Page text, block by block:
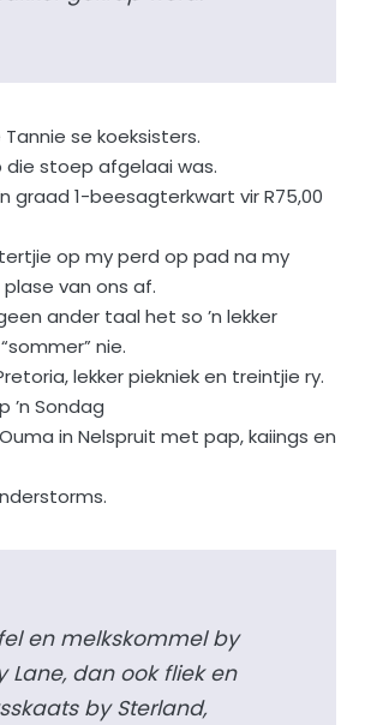
se koeksisters.
die stoep afgelaai was.
graad 1-beesagterkwart vir R75,00
op my perd op pad na my
van ons af.
ander taal het so ’n lekker
nie.
lekker piekniek en treintjie ry.
’n Sondag
in Nelspruit met pap, kaiings en
en melkskommel by
Lane, dan ook fliek en
by Sterland,